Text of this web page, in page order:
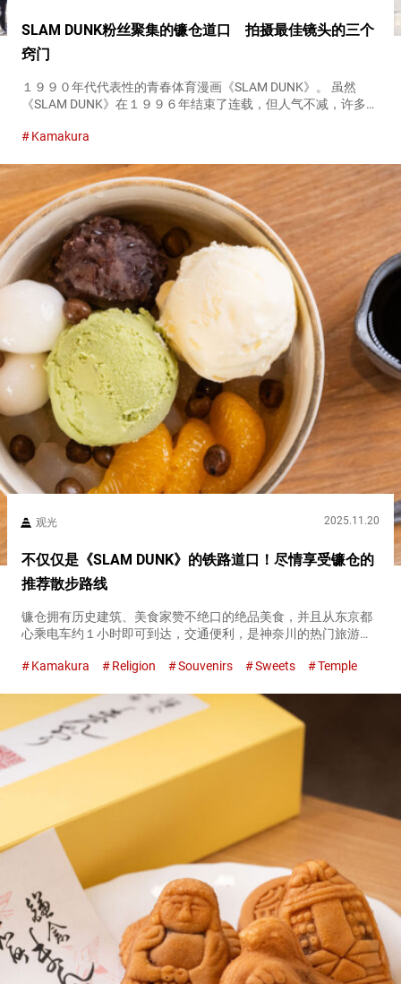
SLAM DUNK粉丝聚集的镰仓道口 拍摄最佳镜头的三个
窍门
１９９０年代代表性的青春体育漫画《SLAM DUNK》。 虽然
《SLAM DUNK》在１９９６年结束了连载，但人气不减，许多粉
是出现在动画片头画面中的道口。 主人公樱木花道的背影和通...
Kamakura
观光 2025.11.20
不仅仅是《SLAM DUNK》的铁路道口！尽情享受镰仓的
推荐散步路线
镰仓拥有历史建筑、美食家赞不绝口的绝品美食，并且从东京都
心乘电车约１小时即可到达，交通便利，是神奈川的热门旅游地
的粉丝游客。 特别是，动画《SLAM DUNK》开场场景中出现的
Kamakura Religion Souvenirs Sweets Temple